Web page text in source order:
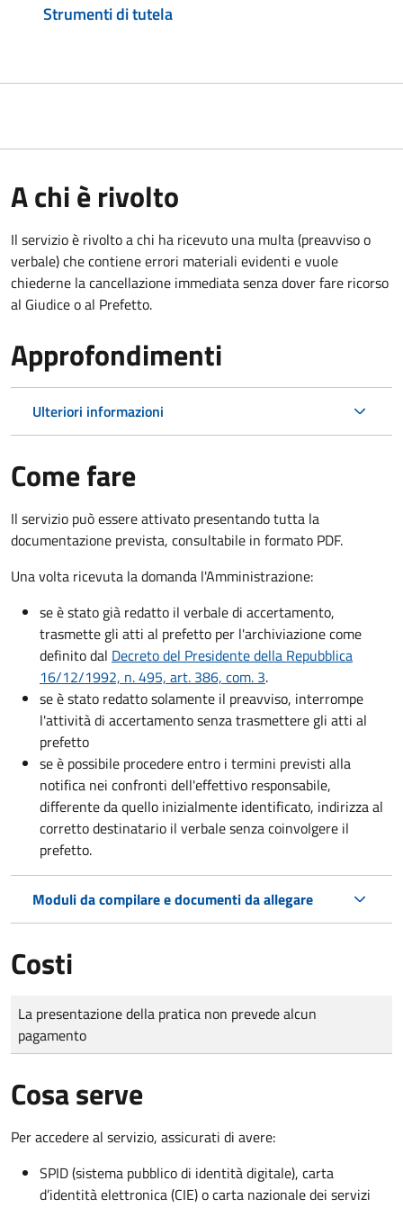
Strumenti di tutela
A chi è rivolto
Il servizio è rivolto a chi ha ricevuto una multa (preavviso o
verbale) che contiene errori materiali evidenti e vuole
chiederne la cancellazione immediata senza dover fare ricorso
al Giudice o al Prefetto.
Approfondimenti
Ulteriori informazioni
Come fare
Il servizio può essere attivato presentando tutta la
documentazione prevista, consultabile in formato PDF.
Una volta ricevuta la domanda l'Amministrazione:
se è stato già redatto il verbale di accertamento,
trasmette gli atti al prefetto per l'archiviazione come
definito dal Decreto del Presidente della Repubblica
16/12/1992, n. 495, art. 386, com. 3.
se è stato redatto solamente il preavviso, interrompe
l'attività di accertamento senza trasmettere gli atti al
prefetto
se è possibile procedere entro i termini previsti alla
notifica nei confronti dell'effettivo responsabile,
differente da quello inizialmente identificato, indirizza al
corretto destinatario il verbale senza coinvolgere il
prefetto.
Moduli da compilare e documenti da allegare
Costi
Tipo di pagamento
Importo
La presentazione della pratica non prevede alcun
pagamento
Cosa serve
Per accedere al servizio, assicurati di avere:
SPID (sistema pubblico di identità digitale), carta
d’identità elettronica (CIE) o carta nazionale dei servizi